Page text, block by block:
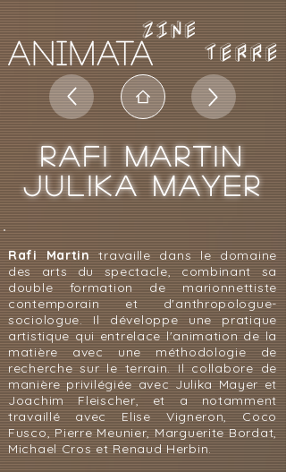
TERRE
RAFI MARTIN
JULIKA MAYER
Rafi Martintravaille dans le domaine
des arts du spectacle, combinant sa
double formation de marionnettiste
contemporain et d'anthropologue-
sociologue. Il développe une pratique
artistique qui entrelace l'animation de la
matière avec une méthodologie de
recherche sur le terrain. Il collabore de
manière privilégiée avec Julika Mayer et
Joachim Fleischer, et a notamment
travaillé avec Elise Vigneron, Coco
Fusco, Pierre Meunier, Marguerite Bordat,
Michael Cros et Renaud Herbin.